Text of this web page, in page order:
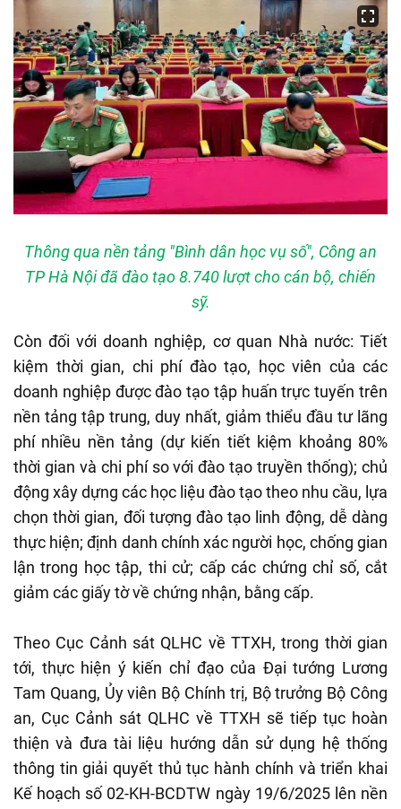
Thông qua nền tảng "Bình dân học vụ số", Công an
TP Hà Nội đã đào tạo 8.740 lượt cho cán bộ, chiến
sỹ.
Còn đối với doanh nghiệp, cơ quan Nhà nước: Tiết
kiệm thời gian, chi phí đào tạo, học viên của các
doanh nghiệp được đào tạo tập huấn trực tuyến trên
nền tảng tập trung, duy nhất, giảm thiểu đầu tư lãng
phí nhiều nền tảng (dự kiến tiết kiệm khoảng 80%
thời gian và chi phí so với đào tạo truyền thống); chủ
động xây dựng các học liệu đào tạo theo nhu cầu, lựa
chọn thời gian, đối tượng đào tạo linh động, dễ dàng
thực hiện; định danh chính xác người học, chống gian
lận trong học tập, thi cử; cấp các chứng chỉ số, cắt
giảm các giấy tờ về chứng nhận, bằng cấp.
Theo Cục Cảnh sát QLHC về TTXH, trong thời gian
tới, thực hiện ý kiến chỉ đạo của Đại tướng Lương
Tam Quang, Ủy viên Bộ Chính trị, Bộ trưởng Bộ Công
an, Cục Cảnh sát QLHC về TTXH sẽ tiếp tục hoàn
thiện và đưa tài liệu hướng dẫn sử dụng hệ thống
thông tin giải quyết thủ tục hành chính và triển khai
Kế hoạch số 02-KH-BCDTW ngày 19/6/2025 lên nền